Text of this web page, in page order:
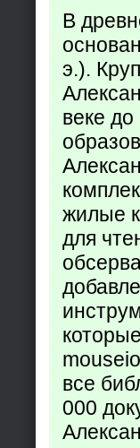
В
э.).
веке
жилые
для
все
000